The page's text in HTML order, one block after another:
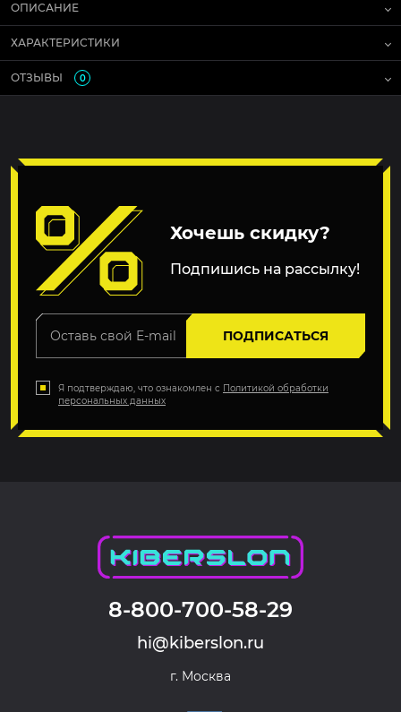
ОПИСАНИЕ
ХАРАКТЕРИСТИКИ
ОТЗЫВЫ 0
Хочешь скидку?
Подпишись на рассылку!
ПОДПИСАТЬСЯ
Я подтверждаю, что ознакомлен с Политикой обработки
персональных данных
8-800-700-58-29
hi@kiberslon.ru
г. Москва